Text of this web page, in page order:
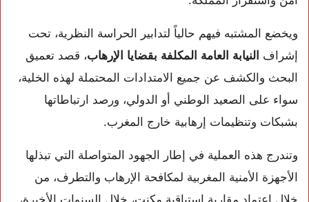
ويخضع المشتبه فيهم حالياً لتدابير الحراسة النظرية، تحت
إشراف النيابة العامة المكلفة بقضايا الإرهاب، قصد تعميق
البحث والكشف عن جميع الامتدادات المحتملة لهذه الخلية،
سواء على الصعيد الوطني أو الدولي، ورصد ارتباطاتها
بشبكات وتنظيمات إرهابية خارج المغرب.
وتندرج هذه العملية في إطار الجهود المتواصلة التي تبذلها
الأجهزة الأمنية المغربية لمكافحة الإرهاب والتطرف، من